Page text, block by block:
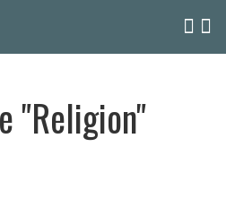
"Religion"